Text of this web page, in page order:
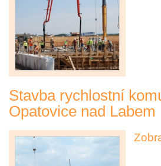
Stavba rychlostní
Opatovice nad Labem